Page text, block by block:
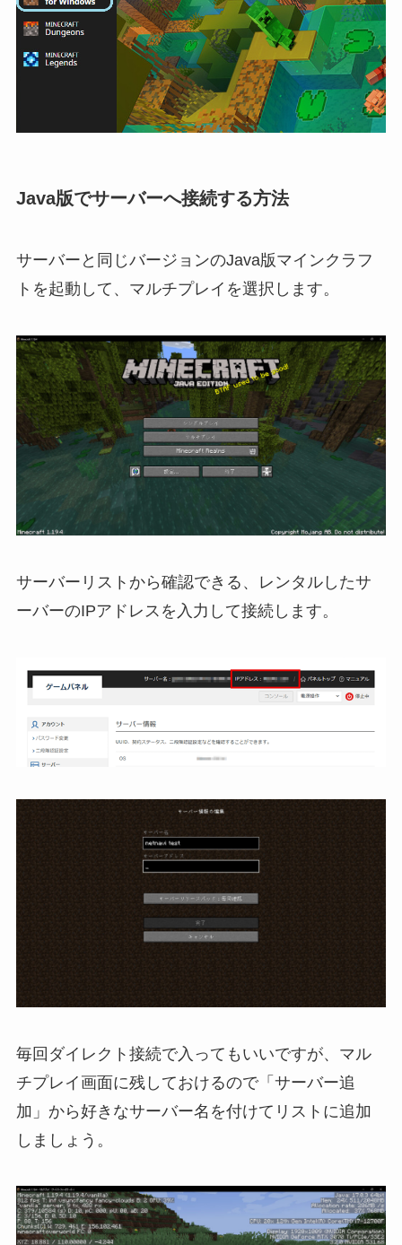
Java版でサーバーへ接続する方法
サーバーと同じバージョンのJava版マインクラフ
トを起動して、マルチプレイを選択します。
サーバーリストから確認できる、レンタルしたサ
ーバーのIPアドレスを入力して接続します。
毎回ダイレクト接続で入ってもいいですが、マル
チプレイ画面に残しておけるので「サーバー追
加」から好きなサーバー名を付けてリストに追加
しましょう。